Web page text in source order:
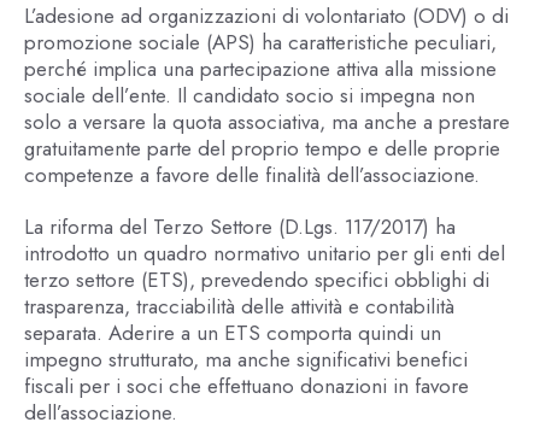
L’adesione ad organizzazioni di volontariato (ODV) o di
promozione sociale (APS) ha caratteristiche peculiari,
perché implica una partecipazione attiva alla missione
sociale dell’ente. Il candidato socio si impegna non
solo a versare la quota associativa, ma anche a prestare
gratuitamente parte del proprio tempo e delle proprie
competenze a favore delle finalità dell’associazione.
La riforma del Terzo Settore (D.Lgs. 117/2017) ha
introdotto un quadro normativo unitario per gli enti del
terzo settore (ETS), prevedendo specifici obblighi di
trasparenza, tracciabilità delle attività e contabilità
separata. Aderire a un ETS comporta quindi un
impegno strutturato, ma anche significativi benefici
fiscali per i soci che effettuano donazioni in favore
dell’associazione.